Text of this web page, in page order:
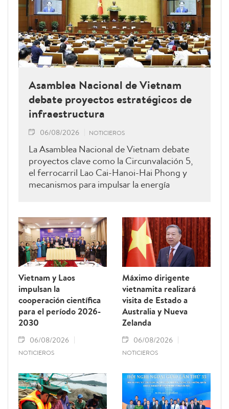
Asamblea Nacional de Vietnam
debate proyectos estratégicos de
infraestructura
06/08/2026 NOTICIEROS
La Asamblea Nacional de Vietnam debate
proyectos clave como la Circunvalación 5,
el ferrocarril Lao Cai-Hanoi-Hai Phong y
mecanismos para impulsar la energía
Vietnam y Laos
impulsan la
cooperación científica
para el período 2026-
2030
06/08/2026
NOTICIEROS
Máximo dirigente
vietnamita realizará
visita de Estado a
Australia y Nueva
Zelanda
06/08/2026
NOTICIEROS